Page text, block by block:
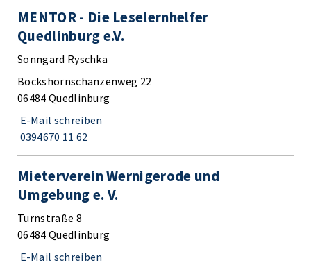
MENTOR - Die Leselernhelfer
Quedlinburg e.V.
Sonngard Ryschka
Bockshornschanzenweg 22
06484 Quedlinburg
E-Mail schreiben
0394670 11 62
Mieterverein Wernigerode und
Umgebung e. V.
Turnstraße 8
06484 Quedlinburg
E-Mail schreiben